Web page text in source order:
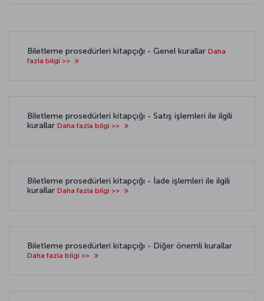
Biletleme prosedürleri kitapçığı - Genel kurallar Daha
fazla bilgi >>
Biletleme prosedürleri kitapçığı - Satış işlemleri ile ilgili
kurallar Daha fazla bilgi >>
Biletleme prosedürleri kitapçığı - İade işlemleri ile ilgili
kurallar Daha fazla bilgi >>
Biletleme prosedürleri kitapçığı - Diğer önemli kurallar
Daha fazla bilgi >>